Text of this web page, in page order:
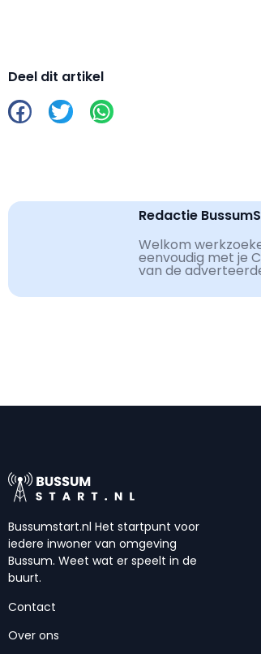
Deel dit artikel
Redactie
Welkom
eenvoudig met je
van de
Bussumstart.nl Het startpunt voor
iedere inwoner van omgeving
Bussum. Weet wat er speelt in de
buurt.
Contact
Over ons